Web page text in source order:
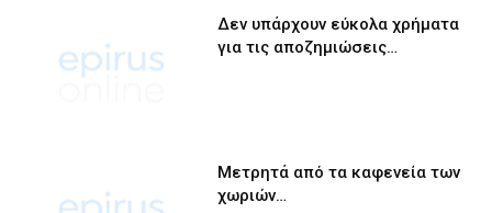
Δεν υπάρχουν εύκολα χρήματα
για τις αποζημιώσεις…
Μετρητά από τα καφενεία των
χωριών…